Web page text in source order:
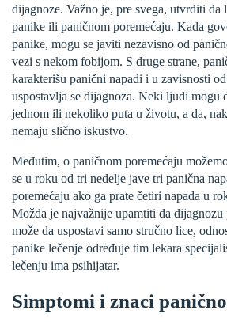
dijagnoze. Važno je, pre svega, utvrditi da
panike ili paničnom poremećaju. Kada
panike, mogu se javiti nezavisno od
vezi s nekom fobijom. S druge strane,
karakterišu panični napadi i u zavisnosti
uspostavlja se dijagnoza. Neki ljudi mogu
jednom ili nekoliko puta u životu, a da,
nemaju slično iskustvo.
Međutim, o paničnom poremećaju
se u roku od tri nedelje jave tri panična
poremećaju ako ga prate četiri napada u
Možda je najvažnije upamtiti da dijagnozu
može da uspostavi samo stručno lice,
panike lečenje određuje tim lekara
lečenju ima psihijatar.
Simptomi i znaci